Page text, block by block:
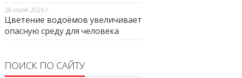
28 июля 2026 г.
Цветение водоёмов увеличивает
опасную среду для человека
ПОИСК ПО САЙТУ